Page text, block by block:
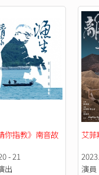
你指教》南音故
- 21
出
艾菲
演員